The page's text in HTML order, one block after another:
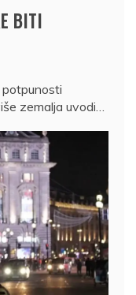
BITI
potpunosti
zemalja uvodi…